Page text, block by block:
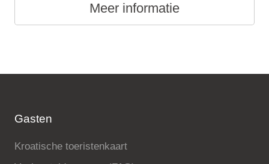
Meer informatie
Gasten
Kroatische toeristenkaart